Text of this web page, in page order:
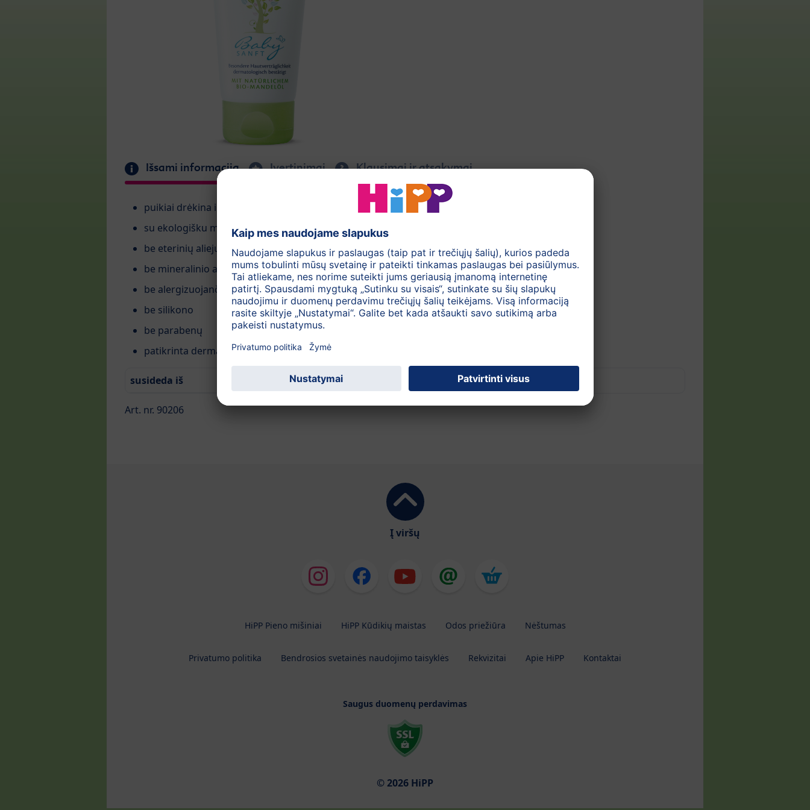
Išsami informacija Įvertinimai Klausimai ir atsakymai
puikiai drėkina ir greitai susigeria
su ekologišku migdolų aliejumi
be eterinių aliejų
be mineralinio aliejaus
be alergizuojančių kvapiųjų medžiagų
be silikono
be parabenų
patikrinta dermatologų
susideda iš 75 ml
Art. nr. 90206
Į viršų
HiPP Pieno mišiniai HiPP Kūdikių maistas Odos priežiūra Nėštumas
Privatumo politika Bendrosios svetainės naudojimo taisyklės Rekvizitai Apie HiPP Kontaktai
Saugus duomenų perdavimas
© 2026 HiPP